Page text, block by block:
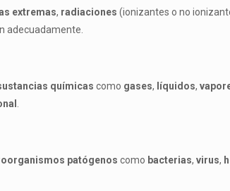
extremas, radiaciones (ionizantes o no
adecuadamente.
químicas como gases, líquidos,
patógenos como bacterias, virus,